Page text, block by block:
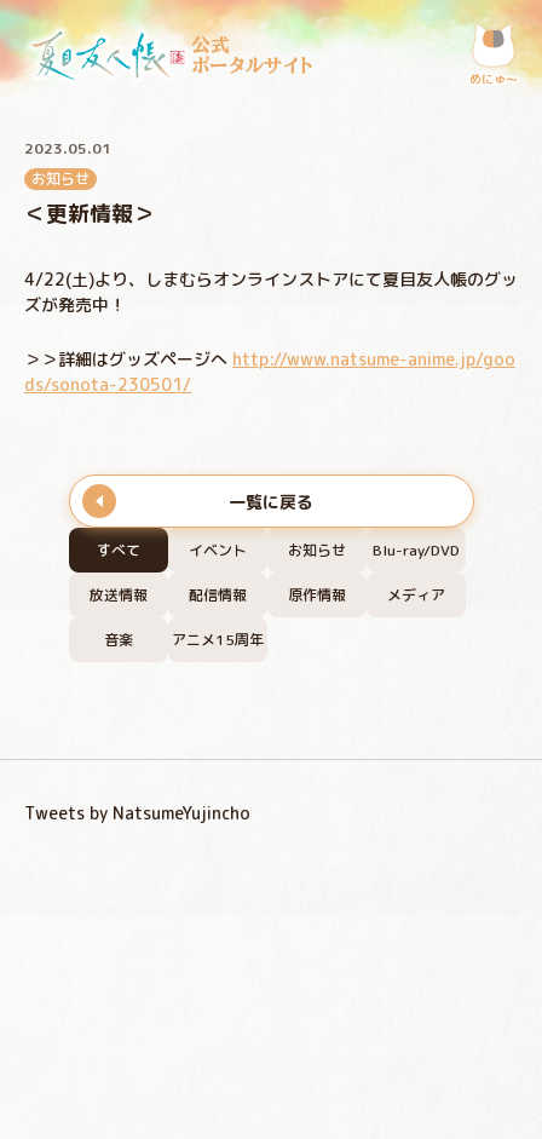
公式
ポータルサイト
めにゅ〜
すべて イベント お知らせ Blu-ray/DVD
放送情報 配信情報 原作情報 メディア
音楽 アニメ15周年
2023.05.01
お知らせ
＜更新情報＞
4/22(土)より、しまむらオンラインストアにて夏目友人帳のグッ
ズが発売中！
＞＞詳細はグッズページへ http://www.natsume-anime.jp/goo
ds/sonota-230501/
一覧に戻る
Tweets by NatsumeYujincho